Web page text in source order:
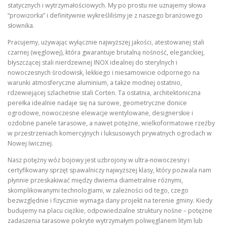
statycznych i wytrzymałościowych. My po prostu nie uznajemy słowa
“prowizorka” i definitywnie wykreśliliśmy je z naszego branżowego
słownika.
Pracujemy, używając wyłącznie najwyższej jakości, atestowanej stali
czarnej (węglowej), która gwarantuje brutalną nośność, eleganckiej,
błyszczącej stali nierdzewnej INOX idealnej do sterylnych i
nowoczesnych środowisk, lekkiego i niesamowicie odpornego na
warunki atmosferyczne aluminium, a także modnej ostatnio,
rdzewiejącej szlachetnie stali Corten. Ta ostatnia, architektoniczna
perełka idealnie nadaje się na surowe, geometryczne donice
ogrodowe, nowoczesne elewacje wentylowane, designerskie i
ozdobne panele tarasowe, a nawet potężne, wielkoformatowe rzeźby
w przestrzeniach komercyjnych i luksusowych prywatnych ogrodach w
Nowej Iwicznej.
Nasz potężny wóz bojowy jest uzbrojony w ultra-nowoczesny i
certyfikowany sprzęt spawalniczy najwyższej klasy, który pozwala nam
płynnie przeskakiwać między dwiema diametralnie różnymi,
skomplikowanymi technologiami, w zależności od tego, czego
bezwzględnie i fizycznie wymaga dany projekt na terenie gminy. Kiedy
budujemy na placu ciężkie, odpowiedzialne struktury nośne – potężne
zadaszenia tarasowe pokryte wytrzymałym poliwęglanem litym lub